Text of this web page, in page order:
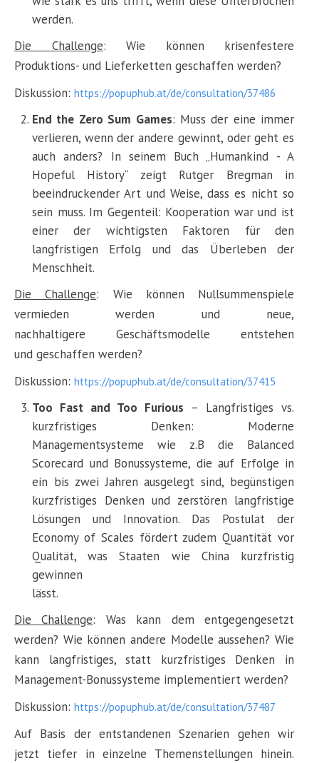
werden.
Die Challenge: Wie können krisenfestere
Produktions- und Lieferketten geschaffen werden?
Diskussion: https://popuphub.at/de/consultation/37486
End the Zero Sum Games: Muss der eine immer
verlieren, wenn der andere gewinnt, oder geht es
auch anders? In seinem Buch „Humankind - A
Hopeful History“ zeigt Rutger Bregman in
beeindruckender Art und Weise, dass es nicht so
sein muss. Im Gegenteil: Kooperation war und ist
einer der wichtigsten Faktoren für den
langfristigen Erfolg und das Überleben der
Menschheit.
Die Challenge: Wie können Nullsummenspiele
vermieden werden und neue,
nachhaltigere Geschäftsmodelle entstehen
und geschaffen werden?
Diskussion: https://popuphub.at/de/consultation/37415
Too Fast and Too Furious – Langfristiges vs.
kurzfristiges Denken: Moderne
Managementsysteme wie z.B die Balanced
Scorecard und Bonussysteme, die auf Erfolge in
ein bis zwei Jahren ausgelegt sind, begünstigen
kurzfristiges Denken und zerstören langfristige
Lösungen und Innovation. Das Postulat der
Economy of Scales fördert zudem Quantität vor
Qualität, was Staaten wie China kurzfristig
gewinnen
Die Challenge: Was kann dem entgegengesetzt
werden? Wie können andere Modelle aussehen? Wie
kann langfristiges, statt kurzfristiges Denken in
Management-Bonussysteme implementiert werden?
Diskussion: https://popuphub.at/de/consultation/37487
Auf Basis der entstandenen Szenarien gehen wir
jetzt tiefer in einzelne Themenstellungen hinein.